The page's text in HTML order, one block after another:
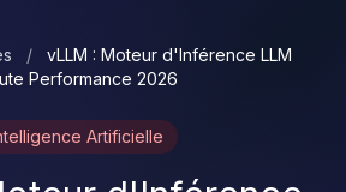
/
vLLM : Moteur d'Inférence LLM
Performance 2026
Artificielle